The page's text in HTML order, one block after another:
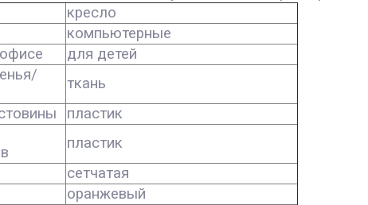
кресло
компьютерные
для детей
ткань
пластик
пластик
сетчатая
оранжевый